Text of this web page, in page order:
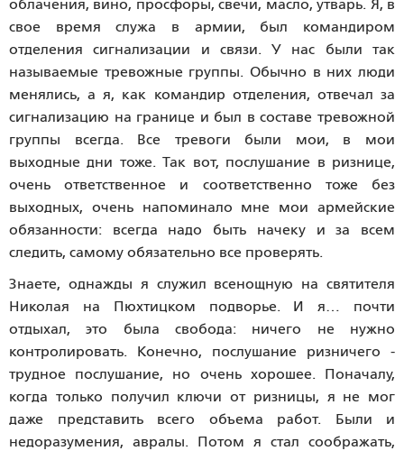
облачения, вино, просфоры, свечи, масло, утварь. Я, в
свое время служа в армии, был командиром
отделения сигнализации и связи. У нас были так
называемые тревожные группы. Обычно в них люди
менялись, а я, как командир отделения, отвечал за
сигнализацию на границе и был в составе тревожной
группы всегда. Все тревоги были мои, в мои
выходные дни тоже. Так вот, послушание в ризнице,
очень ответственное и соответственно тоже без
выходных, очень напоминало мне мои армейские
обязанности: всегда надо быть начеку и за всем
следить, самому обязательно все проверять.
Знаете, однажды я служил всенощную на святителя
Николая на Пюхтицком подворье. И я… почти
отдыхал, это была свобода: ничего не нужно
контролировать. Конечно, послушание ризничего -
трудное послушание, но очень хорошее. Поначалу,
когда только получил ключи от ризницы, я не мог
даже представить всего объема работ. Были и
недоразумения, авралы. Потом я стал соображать,